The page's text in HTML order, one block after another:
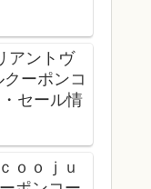
アントヴ
ーポンコ
セール情
ｏｏｊｕ